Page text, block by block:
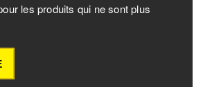
les produits qui ne sont plus